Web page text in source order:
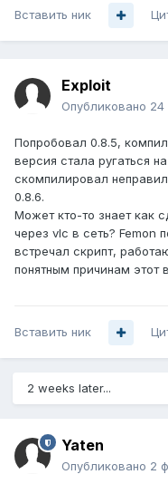
Вставить ник
Exploit
Опубликовано 24
Попробовал 0.8.5,
версия стала ругаться
скомпилировал
0.8.6.
Может кто-то знает как
через vlc в сеть? Femon
встречал скрипт,
понятным причинам этот
Вставить ник
2 weeks later...
Yaten
Опубликовано 2